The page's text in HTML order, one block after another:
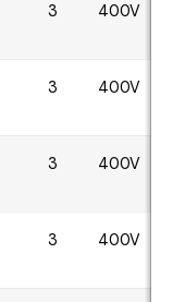
3 400V
3 400V
3 400V
3 400V